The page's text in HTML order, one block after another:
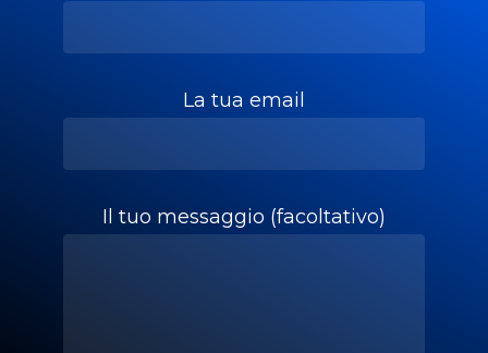
La tua email
Il tuo messaggio (facoltativo)